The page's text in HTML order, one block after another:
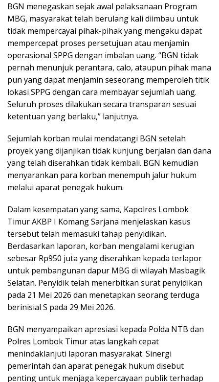
BGN menegaskan sejak awal pelaksanaan Program
MBG, masyarakat telah berulang kali diimbau untuk
tidak mempercayai pihak-pihak yang mengaku dapat
mempercepat proses persetujuan atau menjamin
operasional SPPG dengan imbalan uang. “BGN tidak
pernah menunjuk perantara, calo, ataupun pihak mana
pun yang dapat menjamin seseorang memperoleh titik
lokasi SPPG dengan cara membayar sejumlah uang.
Seluruh proses dilakukan secara transparan sesuai
ketentuan yang berlaku,” lanjutnya.
Sejumlah korban mulai mendatangi BGN setelah
proyek yang dijanjikan tidak kunjung berjalan dan dana
yang telah diserahkan tidak kembali. BGN kemudian
menyarankan para korban menempuh jalur hukum
melalui aparat penegak hukum.
Dalam kesempatan yang sama, Kapolres Lombok
Timur AKBP I Komang Sarjana menjelaskan kasus
tersebut telah memasuki tahap penyidikan.
Berdasarkan laporan, korban mengalami kerugian
sebesar Rp950 juta yang diserahkan kepada terlapor
untuk pembangunan dapur MBG di wilayah Masbagik
Selatan. Penyidik telah menerbitkan surat penyidikan
pada 21 Mei 2026 dan menetapkan seorang terduga
berinisial S pada 29 Mei 2026.
BGN menyampaikan apresiasi kepada Polda NTB dan
Polres Lombok Timur atas langkah cepat
menindaklanjuti laporan masyarakat. Sinergi
pemerintah dan aparat penegak hukum disebut
penting untuk menjaga kepercayaan publik terhadap